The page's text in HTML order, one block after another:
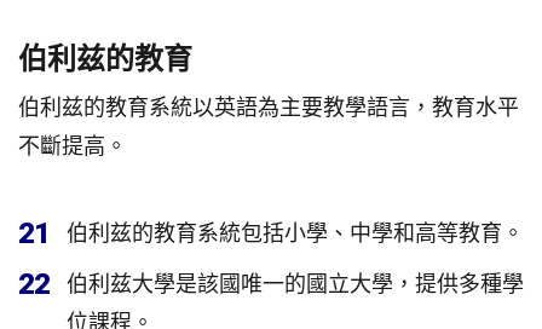
伯利兹的教育
伯利兹的教育系統以英語為主要教學語言，教育水平
不斷提高。
21 伯利兹的教育系統包括小學、中學和高等教育。
22
伯利兹大學是該國唯一的國立大學，提供多種學
位課程。